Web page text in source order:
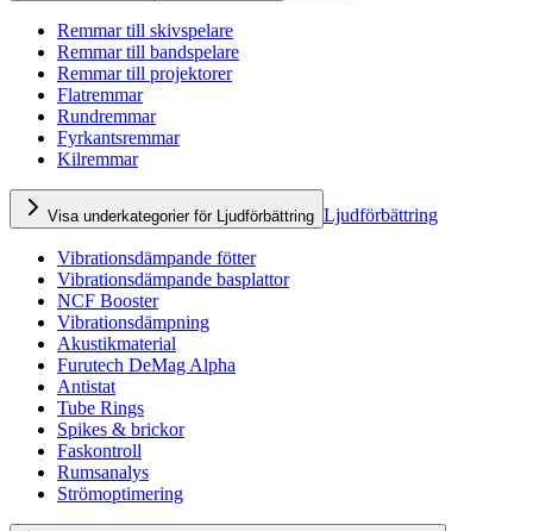
Remmar till skivspelare
Remmar till bandspelare
Remmar till projektorer
Flatremmar
Rundremmar
Fyrkantsremmar
Kilremmar
Visa underkategorier för Ljudförbättring Ljudförbättring
Vibrationsdämpande fötter
Vibrationsdämpande basplattor
NCF Booster
Vibrationsdämpning
Akustikmaterial
Furutech DeMag Alpha
Antistat
Tube Rings
Spikes & brickor
Faskontroll
Rumsanalys
Strömoptimering